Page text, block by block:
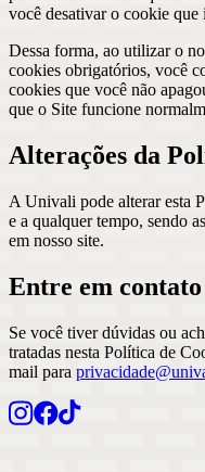
você desativar o cookie
Dessa forma, ao utilizar o
cookies obrigatórios, você
cookies que você não
que o Site funcione
Alterações da
A Univali pode alterar esta
e a qualquer tempo, sendo
em nosso site.
Entre em contato
Se você tiver dúvidas ou
tratadas nesta Política de
mail para